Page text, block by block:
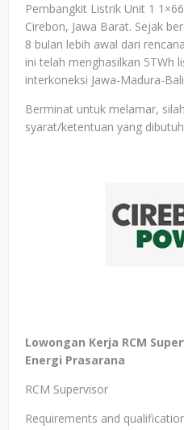
Pembangkit Listrik Unit 1
Cirebon, Jawa Barat. Sejak
8 bulan lebih awal dari
ini telah menghasilkan 5TWh
interkoneksi Jawa-Madura-
Berminat untuk melamar,
syarat/ketentuan yang
Lowongan Kerja RCM
Energi Prasarana
RCM Supervisor
Requirements and